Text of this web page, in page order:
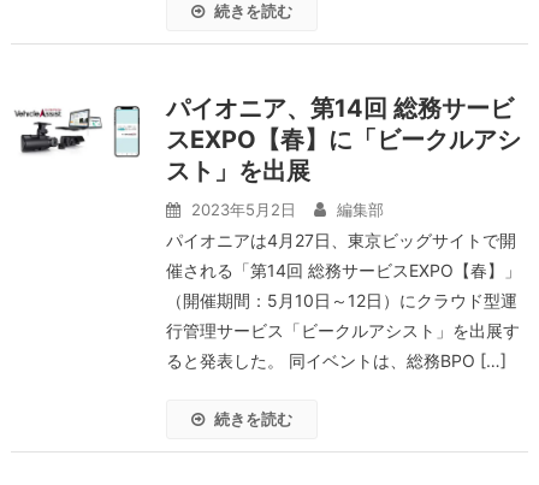
続きを読む
パイオニア、第14回 総務サービ
スEXPO【春】に「ビークルアシ
スト」を出展
2023年5月2日 編集部
パイオニアは4月27日、東京ビッグサイトで開
催される「第14回 総務サービスEXPO【春】」
（開催期間：5月10日～12日）にクラウド型運
行管理サービス「ビークルアシスト」を出展す
ると発表した。 同イベントは、総務BPO […]
続きを読む